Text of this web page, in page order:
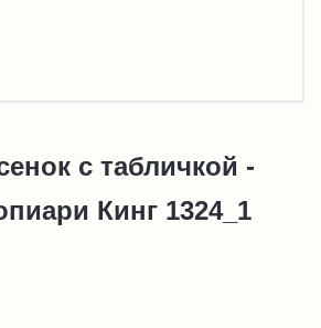
с табличкой -
Кинг 1324_1